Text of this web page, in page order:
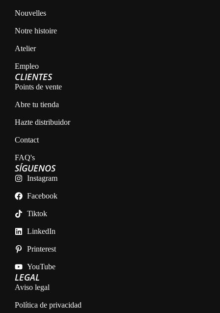
Nouvelles
Notre histoire
Atelier
Empleo
CLIENTES
Points de vente
Abre tu tienda
Hazte distribuidor
Contact
FAQ's
LEGAL
Aviso legal
Política de privacidad
SÍGUENOS
Instagram
Facebook
Tiktok
LinkedIn
Printerest
YouTube